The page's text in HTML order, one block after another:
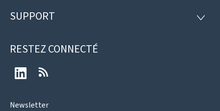
page
SUPPORT
RESTEZ CONNECTÉ
LinkedIn
Newsletter